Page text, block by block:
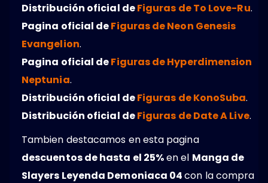
Distribución oficial deFiguras de To Love-Ru.
Pagina oficial deFiguras de Neon Genesis
Evangelion.
Pagina oficial deFiguras de Hyperdimension
Neptunia.
Distribución oficial deFiguras de KonoSuba.
Distribución oficial deFiguras de Date A Live.
Tambien destacamos en esta pagina
descuentos de hasta el 25%en el Manga de
Slayers Leyenda Demoniaca 04con la compra